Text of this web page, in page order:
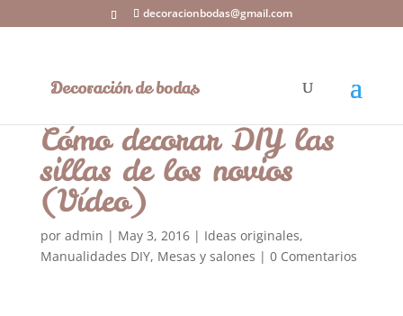
decoracionbodas@gmail.com
Cómo decorar DIY las
sillas de los novios
(Vídeo)
por admin | May 3, 2016| Ideas originales,
Manualidades DIY, Mesas y salones | 0 Comentarios